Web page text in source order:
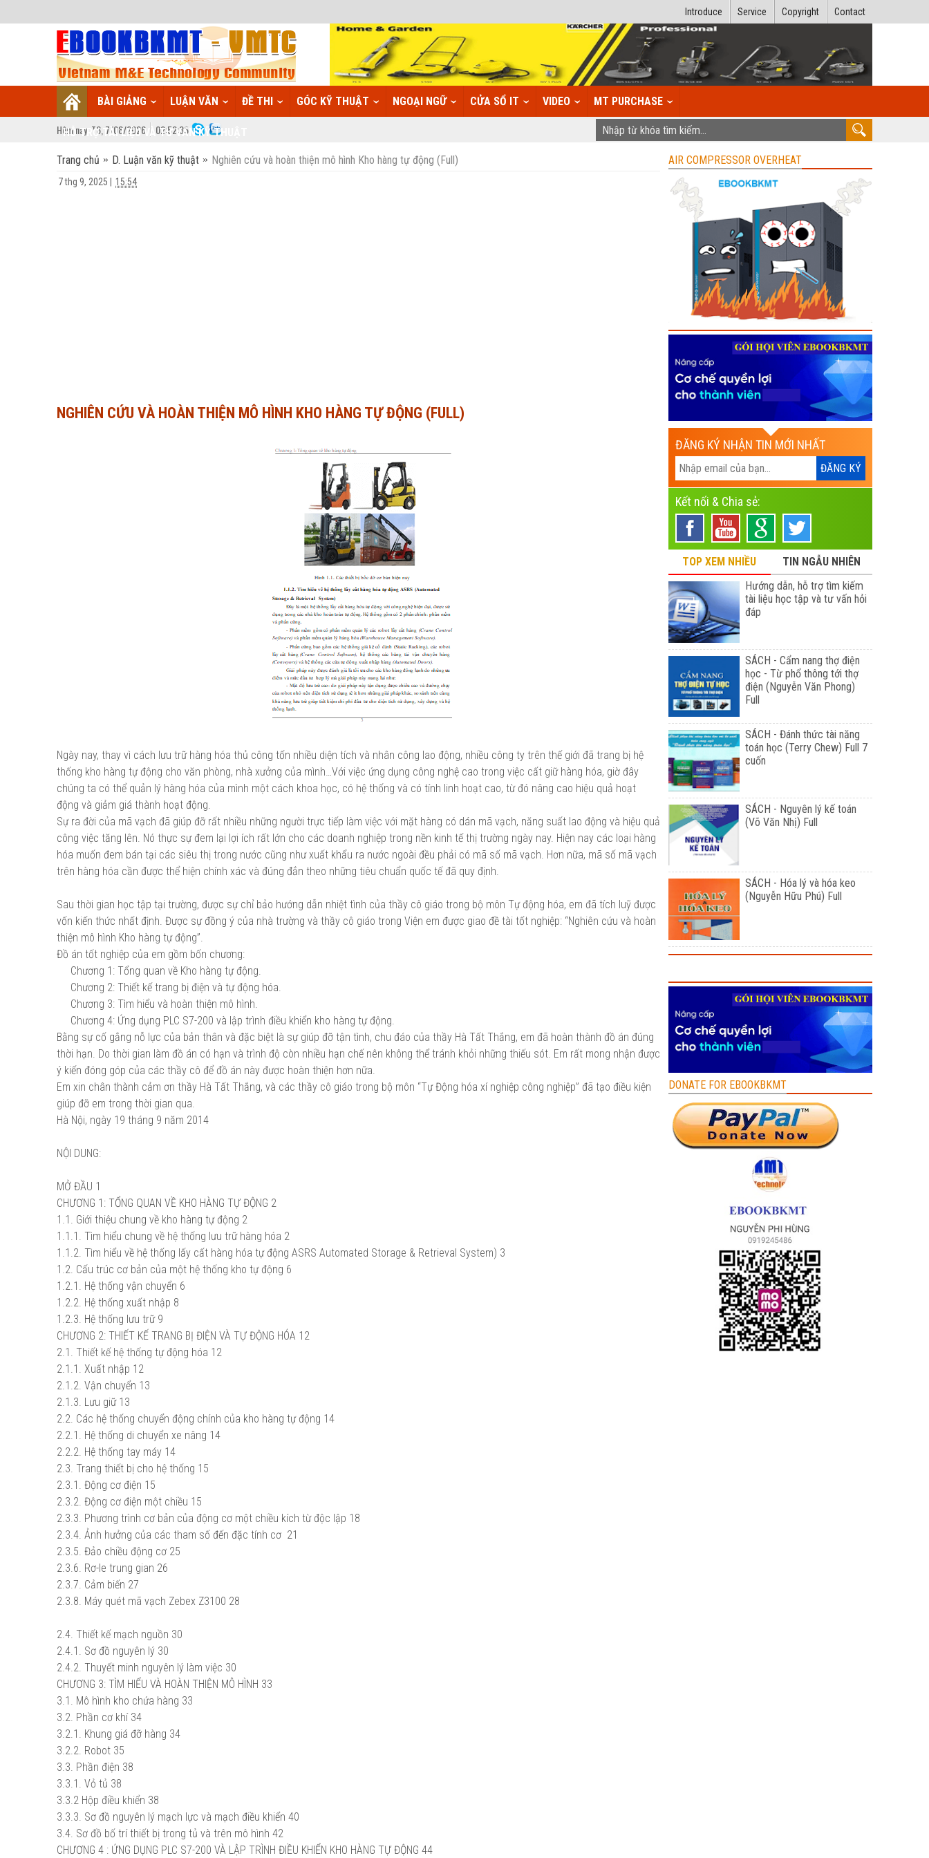
Contact
Copyright
Service
Introduce
BÀI GIẢNG LUẬN VĂN ĐỀ THI GÓC KỸ THUẬT NGOẠI NGỮ CỬA SỔ IT VIDEO MT PURCHASE
HỖ TRỢ TÀI LIỆU VÀ TƯ VẤN KỸ THUẬT
Hôm nay: T6, 7/08/2026 02:52:36
Trang chủ D. Luận văn kỹ thuật Nghiên cứu và hoàn thiện mô hình Kho hàng tự động (Full)
7 thg 9, 2025 15:54
NGHIÊN CỨU VÀ HOÀN THIỆN MÔ HÌNH KHO HÀNG TỰ ĐỘNG (FULL)
Ngày nay, thay vì cách lưu trữ hàng hóa thủ công tốn nhiều diện tích và nhân công lao động, nhiều công ty trên thế giới đã trang bị hệ
thống kho hàng tự động cho văn phòng, nhà xưởng của mình…Với việc ứng dụng công nghệ cao trong việc cất giữ hàng hóa, giờ đây
chúng ta có thể quản lý hàng hóa của mình một cách khoa học, có hệ thống và có tính linh hoạt cao, từ đó nâng cao hiệu quả hoạt
động và giảm giá thành hoạt động.
Sự ra đời của mã vạch đã giúp đỡ rất nhiều những người trực tiếp làm việc với mặt hàng có dán mã vạch, năng suất lao động và hiệu quả
công việc tăng lên. Nó thực sự đem lại lợi ích rất lớn cho các doanh nghiệp trong nền kinh tế thị trường ngày nay. Hiện nay các loại hàng
hóa muốn đem bán tại các siêu thị trong nước cũng như xuất khẩu ra nước ngoài đều phải có mã số mã vạch. Hơn nữa, mã số mã vạch
trên hàng hóa cần được thể hiện chính xác và đúng đắn theo những tiêu chuẩn quốc tế đã quy định.
Sau thời gian học tập tại trường, được sự chỉ bảo hướng dẫn nhiệt tình của thầy cô giáo trong bộ môn Tự động hóa, em đã tích luỹ được
vốn kiến thức nhất định. Được sự đồng ý của nhà trường và thầy cô giáo trong Viện em được giao đề tài tốt nghiệp: “Nghiên cứu và hoàn
thiện mô hình Kho hàng tự động”.
Đồ án tốt nghiệp của em gồm bốn chương:
Chương 1: Tổng quan về Kho hàng tự động.
Chương 2: Thiết kế trang bị điện và tự động hóa.
Chương 3: Tìm hiểu và hoàn thiện mô hình.
Chương 4: Ứng dụng PLC S7-200 và lập trình điều khiển kho hàng tự động.
Bằng sự cố gắng nỗ lực của bản thân và đặc biệt là sự giúp đỡ tận tình, chu đáo của thầy Hà Tất Thắng, em đã hoàn thành đồ án đúng
thời hạn. Do thời gian làm đồ án có hạn và trình độ còn nhiều hạn chế nên không thể tránh khỏi những thiếu sót. Em rất mong nhận được
ý kiến đóng góp của các thầy cô để đồ án này được hoàn thiện hơn nữa.
Em xin chân thành cảm ơn thầy Hà Tất Thắng, và các thầy cô giáo trong bộ môn “Tự Động hóa xí nghiệp công nghiệp” đã tạo điều kiện
giúp đỡ em trong thời gian qua.
Hà Nội, ngày 19 tháng 9 năm 2014
NỘI DUNG:
MỞ ĐẦU 1
CHƯƠNG 1: TỔNG QUAN VỀ KHO HÀNG TỰ ĐỘNG 2
1.1. Giới thiệu chung về kho hàng tự động 2
1.1.1. Tìm hiểu chung về hệ thống lưu trữ hàng hóa 2
1.1.2. Tìm hiểu về hệ thống lấy cất hàng hóa tự động ASRS Automated Storage & Retrieval System) 3
1.2. Cấu trúc cơ bản của một hệ thống kho tự động 6
1.2.1. Hệ thống vận chuyển 6
1.2.2. Hệ thống xuất nhập 8
1.2.3. Hệ thống lưu trữ 9
CHƯƠNG 2: THIẾT KẾ TRANG BỊ ĐIỆN VÀ TỰ ĐỘNG HÓA 12
2.1. Thiết kế hệ thống tự động hóa 12
2.1.1. Xuất nhập 12
2.1.2. Vận chuyển 13
2.1.3. Lưu giữ 13
2.2. Các hệ thống chuyển động chính của kho hàng tự động 14
2.2.1. Hệ thống di chuyển xe nâng 14
2.2.2. Hệ thống tay máy 14
2.3. Trang thiết bị cho hệ thống 15
2.3.1. Động cơ điện 15
2.3.2. Động cơ điện một chiều 15
2.3.3. Phương trình cơ bản của động cơ một chiều kích từ độc lập 18
2.3.4. Ảnh hưởng của các tham số đến đặc tính cơ 21
2.3.5. Đảo chiều động cơ 25
2.3.6. Rơ-le trung gian 26
2.3.7. Cảm biến 27
2.3.8. Máy quét mã vạch Zebex Z3100 28
2.4. Thiết kế mạch nguồn 30
2.4.1. Sơ đồ nguyên lý 30
2.4.2. Thuyết minh nguyên lý làm việc 30
CHƯƠNG 3: TÌM HIỂU VÀ HOÀN THIỆN MÔ HÌNH 33
3.1. Mô hình kho chứa hàng 33
3.2. Phần cơ khí 34
3.2.1. Khung giá đỡ hàng 34
3.2.2. Robot 35
3.3. Phần điện 38
3.3.1. Vỏ tủ 38
3.3.2 Hộp điều khiển 38
3.3.3. Sơ đồ nguyên lý mạch lực và mạch điều khiển 40
3.4. Sơ đồ bố trí thiết bị trong tủ và trên mô hình 42
CHƯƠNG 4 : ỨNG DỤNG PLC S7-200 VÀ LẬP TRÌNH ĐIỀU KHIỂN KHO HÀNG TỰ ĐỘNG 44
AIR COMPRESSOR OVERHEAT
ĐĂNG KÝ NHẬN TIN MỚI NHẤT
Kết nối & Chia sẻ:
TOP XEM NHIỀU
TIN NGẪU NHIÊN
Hướng dẫn, hỗ trợ tìm kiếm
tài liệu học tập và tư vấn hỏi
đáp
SÁCH - Cẩm nang thợ điện
học - Từ phổ thông tới thợ
điện (Nguyễn Văn Phong)
Full
SÁCH - Đánh thức tài năng
toán học (Terry Chew) Full 7
cuốn
SÁCH - Nguyên lý kế toán
(Võ Văn Nhị) Full
SÁCH - Hóa lý và hóa keo
(Nguyễn Hữu Phú) Full
DONATE FOR EBOOKBKMT